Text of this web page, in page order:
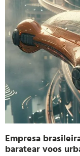
Empresa
baratear voos